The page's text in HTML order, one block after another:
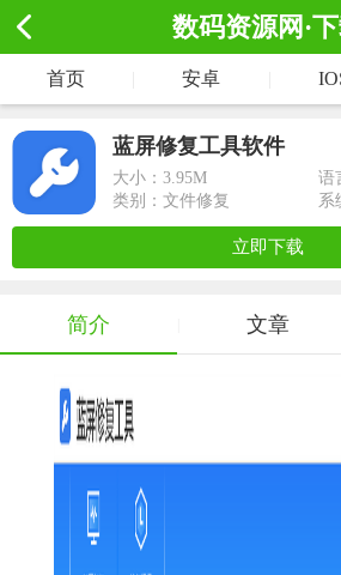
数码资源网·
首页 安卓
蓝屏修复工具软件
大小： 3.95M
语
类别：文件修复
系
立即下载
简介 文章